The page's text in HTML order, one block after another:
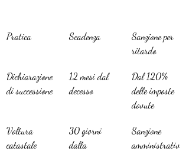
Pratica Scadenza
Sanzione per
ritardo
Dichiarazione
di successione
12 mesi dal
decesso
Dal 120%
delle imposte
dovute
Voltura
catastale
30 giorni
dalla
Sanzione
amministrativ